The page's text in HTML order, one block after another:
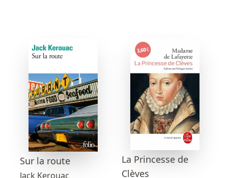
Sur la route
Jack Kerouac
La Princesse de
Clèves